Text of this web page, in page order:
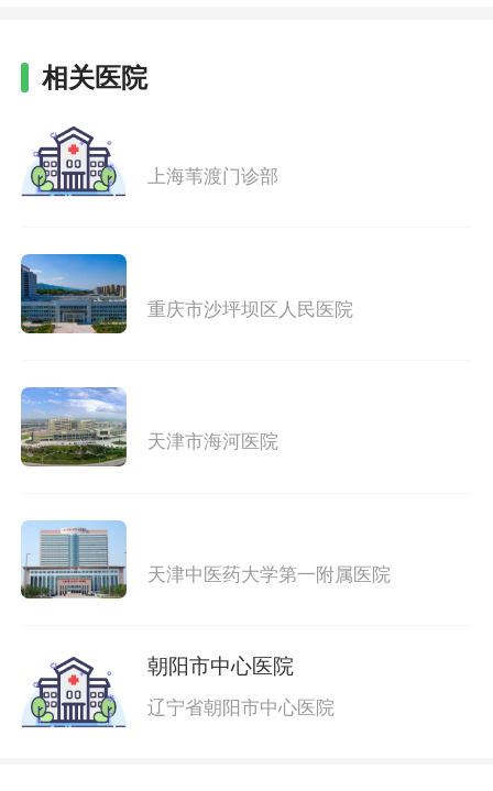
相关医院
上海苇渡门诊部
重庆市沙坪坝区人民医院
天津市海河医院
天津中医药大学第一附属医院
朝阳市中心医院
辽宁省朝阳市中心医院